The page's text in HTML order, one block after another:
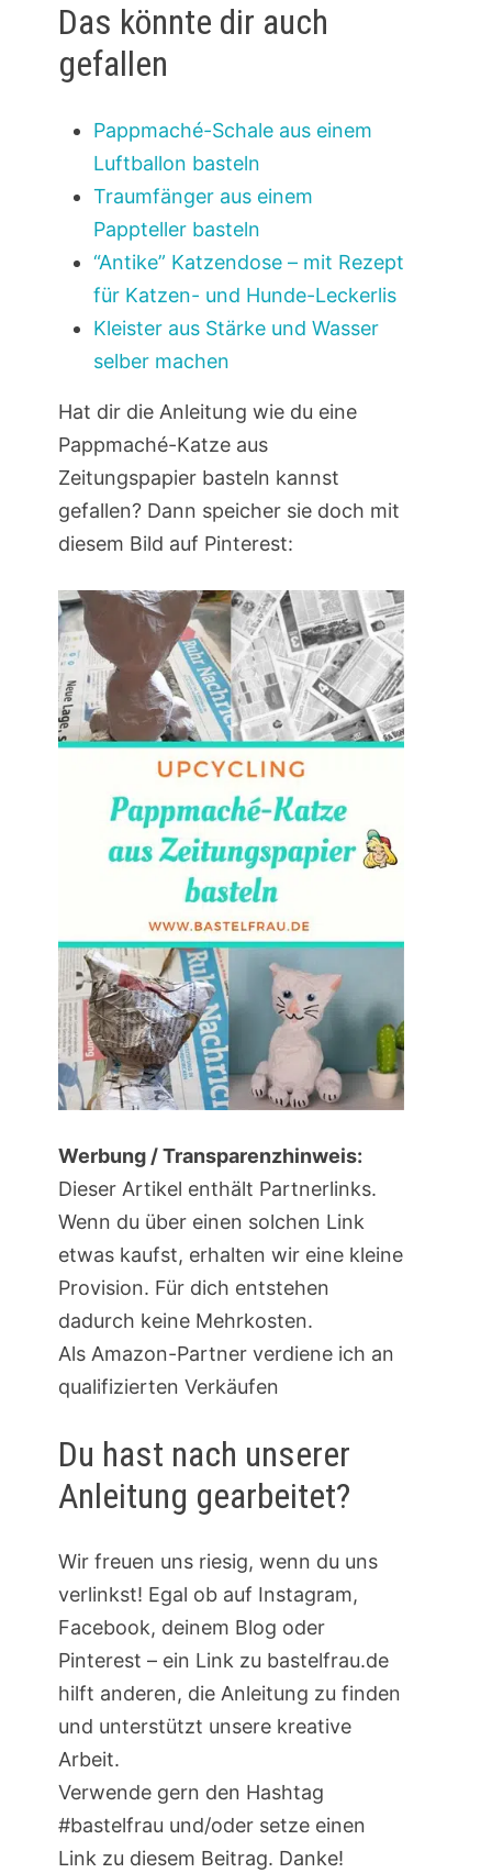
Das könnte dir auch
gefallen
Pappmaché-Schale aus einem
Luftballon basteln
Traumfänger aus einem
Pappteller basteln
“Antike” Katzendose – mit Rezept
für Katzen- und Hunde-Leckerlis
Kleister aus Stärke und Wasser
selber machen
Hat dir die Anleitung wie du eine
Pappmaché-Katze aus
Zeitungspapier basteln kannst
gefallen? Dann speicher sie doch mit
diesem Bild auf Pinterest:
Werbung / Transparenzhinweis:
Dieser Artikel enthält Partnerlinks.
Wenn du über einen solchen Link
etwas kaufst, erhalten wir eine kleine
Provision. Für dich entstehen
dadurch keine Mehrkosten.
Als Amazon-Partner verdiene ich an
qualifizierten Verkäufen
Du hast nach unserer
Anleitung gearbeitet?
Wir freuen uns riesig, wenn du uns
verlinkst! Egal ob auf Instagram,
Facebook, deinem Blog oder
Pinterest – ein Link zu bastelfrau.de
hilft anderen, die Anleitung zu finden
und unterstützt unsere kreative
Arbeit.
Verwende gern den Hashtag
#bastelfrau und/oder setze einen
Link zu diesem Beitrag. Danke!